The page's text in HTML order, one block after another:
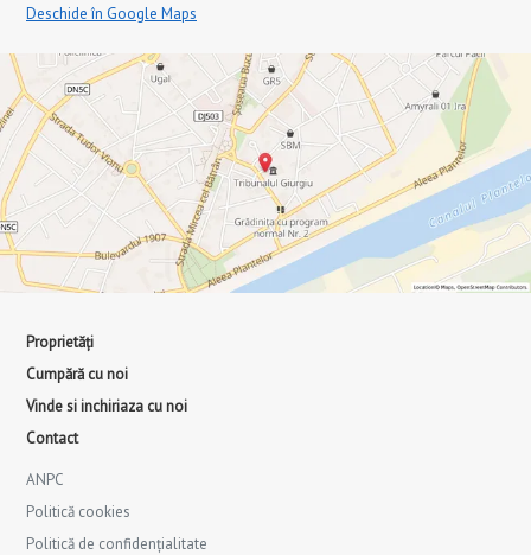
Deschide în Google Maps
Proprietăți
Cumpără cu noi
Vinde si inchiriaza cu noi
Contact
ANPC
Politică cookies
Politică de confidențialitate